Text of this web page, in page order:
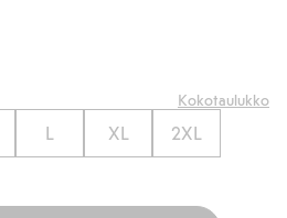
Kokotaulukko
L XL 2XL